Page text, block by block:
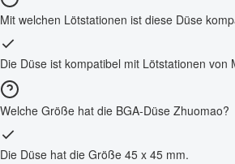
Mit welchen Lötstationen ist diese Düse
Die Düse ist kompatibel mit Lötstationen von
Welche Größe hat die BGA-Düse Zhuomao?
Die Düse hat die Größe 45 x 45 mm.